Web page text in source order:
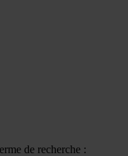
de recherche :